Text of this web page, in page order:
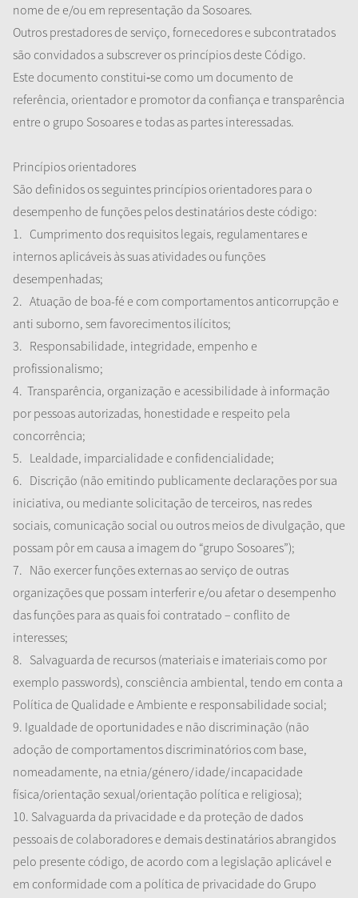
nome de e/ou em representação da Sosoares.
Outros prestadores de serviço, fornecedores e subcontratados
são convidados a subscrever os princípios deste Código.
Este documento constitui‐se como um documento de
referência, orientador e promotor da confiança e transparência
entre o grupo Sosoares e todas as partes interessadas.
Princípios orientadores
São definidos os seguintes princípios orientadores para o
desempenho de funções pelos destinatários deste código:
1. Cumprimento dos requisitos legais, regulamentares e
internos aplicáveis às suas atividades ou funções
desempenhadas;
2. Atuação de boa-fé e com comportamentos anticorrupção e
anti suborno, sem favorecimentos ilícitos;
3. Responsabilidade, integridade, empenho e
profissionalismo;
4. Transparência, organização e acessibilidade à informação
por pessoas autorizadas, honestidade e respeito pela
concorrência;
5. Lealdade, imparcialidade e confidencialidade;
6. Discrição (não emitindo publicamente declarações por sua
iniciativa, ou mediante solicitação de terceiros, nas redes
sociais, comunicação social ou outros meios de divulgação, que
possam pôr em causa a imagem do “grupo Sosoares”);
7. Não exercerfunções externas ao serviço de outras
organizações que possam interferir e/ou afetar o desempenho
das funções para as quais foi contratado – conflito de
interesses;
8. Salvaguarda de recursos (materiais e imateriais como por
exemplo passwords), consciência ambiental, tendo em conta a
Política de Qualidade e Ambiente e responsabilidade social;
9. Igualdade de oportunidades e não discriminação (não
adoção de comportamentos discriminatórios com base,
nomeadamente, na etnia/género/idade/incapacidade
física/orientação sexual/orientação política e religiosa);
10. Salvaguarda da privacidade e da proteção de dados
pessoais de colaboradores e demais destinatários abrangidos
pelo presente código, de acordo com a legislação aplicável e
em conformidade com a política de privacidade do Grupo